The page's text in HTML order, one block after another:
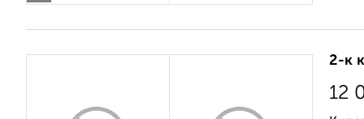
2-к
12